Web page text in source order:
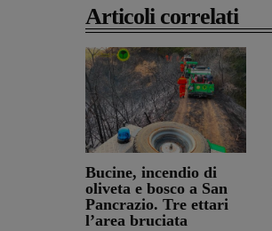
Articoli correlati
Bucine, incendio di
oliveta e bosco a San
Pancrazio. Tre ettari
l’area bruciata